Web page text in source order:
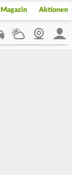
Magazin Aktionen
WetterWebcam